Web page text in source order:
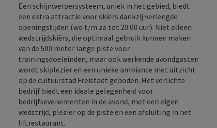
Een schijnwerpersysteem, uniek in het gebied, biedt
een extra attractie voor skiërs dankzij verlengde
openingstijden (wo t/m za tot 20:00 uur). Niet alleen
wedstrijdskiërs, die optimaal gebruik kunnen maken
van de 500 meter lange piste voor
trainingsdoeleinden, maar ook werkende avondgasten
wordt skiplezier en een unieke ambiance met uitzicht
op de cultuurstad Freistadt geboden. Het verlichte
bedrijf biedt een ideale gelegenheid voor
bedrijfsevenementen in de avond, met een eigen
wedstrijd, plezier op de piste en een afsluiting in het
liftrestaurant.